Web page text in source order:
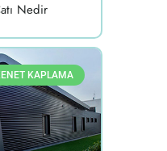
Nedir
KAPLAMA